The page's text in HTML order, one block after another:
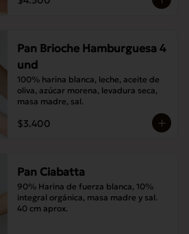
Pan Brioche Hamburguesa 4
und
100% harina blanca, leche, aceite de
oliva, azúcar morena, levadura seca,
masa madre, sal.
$3.400
Pan Ciabatta
90% Harina de fuerza blanca, 10%
integral orgánica, masa madre y sal.
40 cm aprox.